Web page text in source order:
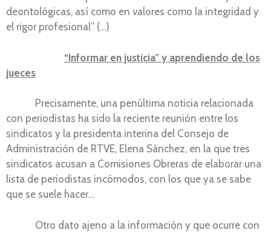
deontológicas, así como en valores como la integridad y
el rigor profesional” (…)
“Informar en justicia” y aprendiendo de los
jueces
Precisamente, una penúltima noticia relacionada
con periodistas ha sido la reciente reunión entre los
sindicatos y la presidenta interina del Consejo de
Administración de RTVE, Elena Sánchez, en la que tres
sindicatos acusan a Comisiones Obreras de elaborar una
lista de periodistas incómodos, con los que ya se sabe
que se suele hacer…
Otro dato ajeno a la información y que ocurre con